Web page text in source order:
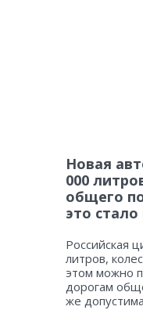
Новая
000
общего
это
Российская
литров,
этом можно
дорогам
же